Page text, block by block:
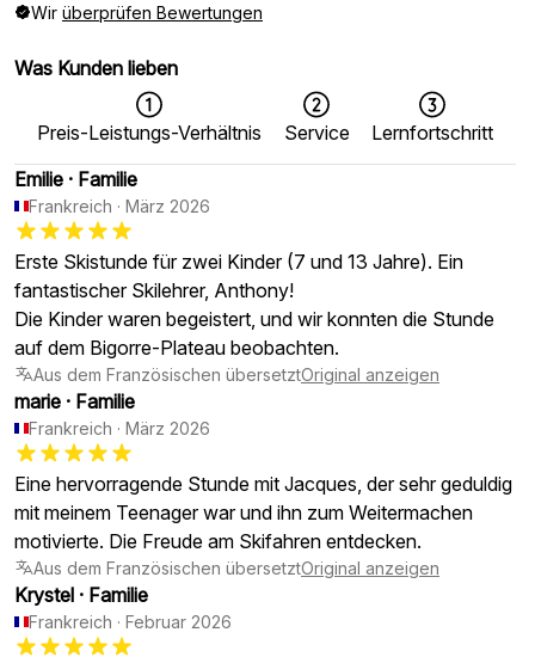
Wir überprüfen Bewertungen
Was Kunden lieben
Preis-Leistungs-Verhältnis Service
Lernfortschritt
Emilie · Familie
Frankreich · März 2026
Erste Skistunde für zwei Kinder (7 und 13 Jahre). Ein
fantastischer Skilehrer, Anthony!
Die Kinder waren begeistert, und wir konnten die Stunde
auf dem Bigorre-Plateau beobachten.
Aus dem Französischen übersetztOriginal anzeigen
marie · Familie
Frankreich · März 2026
Eine hervorragende Stunde mit Jacques, der sehr geduldig
mit meinem Teenager war und ihn zum Weitermachen
motivierte. Die Freude am Skifahren entdecken.
Aus dem Französischen übersetztOriginal anzeigen
Krystel · Familie
Frankreich · Februar 2026